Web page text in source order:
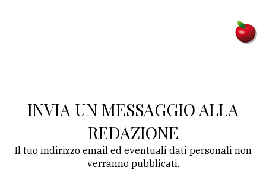
INVIA UN MESSAGGIO ALLA
REDAZIONE
Il tuo indirizzo email ed eventuali dati personali non
verranno pubblicati.